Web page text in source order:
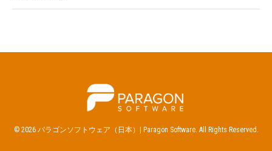
© 2026 パラゴンソフトウェア（日本）| Paragon Software. All Rights Reserved.